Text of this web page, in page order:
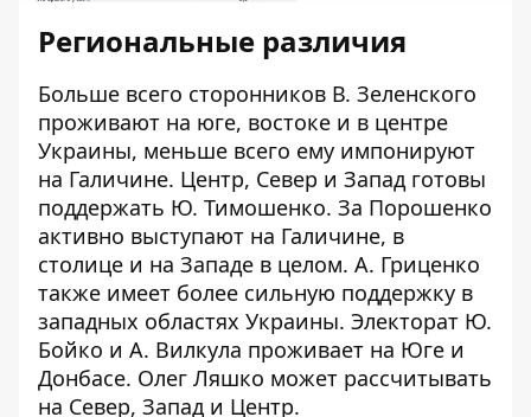
Региональные различия
Больше всего сторонников В. Зеленского
проживают на юге, востоке и в центре
Украины, меньше всего ему импонируют
на Галичине. Центр, Север и Запад готовы
поддержать Ю. Тимошенко. За Порошенко
активно выступают на Галичине, в
столице и на Западе в целом. А. Гриценко
также имеет более сильную поддержку в
западных областях Украины. Электорат Ю.
Бойко и А. Вилкула проживает на Юге и
Донбасе. Олег Ляшко может рассчитывать
на Север, Запад и Центр.